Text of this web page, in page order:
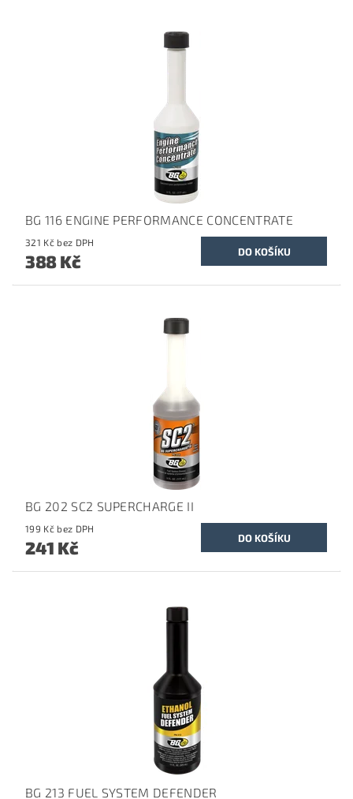
BG 116 ENGINE PERFORMANCE CONCENTRATE
321 Kč bez DPH
388 Kč
BG 202 SC2 SUPERCHARGE II
199 Kč bez DPH
241 Kč
BG 213 FUEL SYSTEM DEFENDER